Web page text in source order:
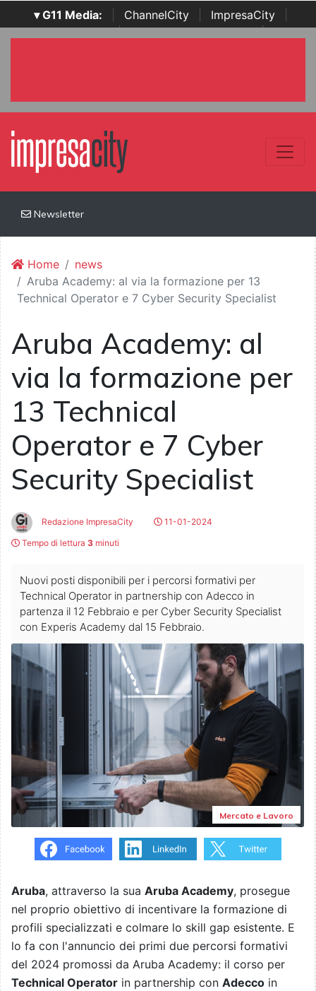
▾ G11 Media: ChannelCity ImpresaCity
SecurityOpenLab | Italian Channel Awards | Italian
Newsletter
Home
news
Aruba Academy: al via la formazione per 13
Technical Operator e 7 Cyber Security Specialist
Aruba Academy: al
via la formazione per
13 Technical
Operator e 7 Cyber
Security Specialist
Redazione ImpresaCity
11-01-2024
Tempo di lettura 3 minuti
Nuovi posti disponibili per i percorsi formativi per
Technical Operator in partnership con Adecco in
partenza il 12 Febbraio e per Cyber Security Specialist
con Experis Academy dal 15 Febbraio.
Mercato e Lavoro
Aruba, attraverso la sua Aruba Academy, prosegue
nel proprio obiettivo di incentivare la formazione di
profili specializzati e colmare lo skill gap esistente. E
lo fa con l'annuncio dei primi due percorsi formativi
del 2024 promossi da Aruba Academy: il corso per
Technical Operator in partnership con Adecco in